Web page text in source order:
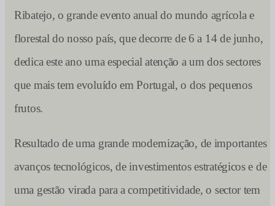
Ribatejo, o grande evento anual do mundo agrícola e
florestal do nosso país, que decorre de 6 a 14 de junho,
dedica este ano uma especial atenção a um dos sectores
que mais tem evoluído em Portugal, o dos pequenos
frutos.
Resultado de uma grande modernização, de importantes
avanços tecnológicos, de investimentos estratégicos e de
uma gestão virada para a competitividade, o sector tem